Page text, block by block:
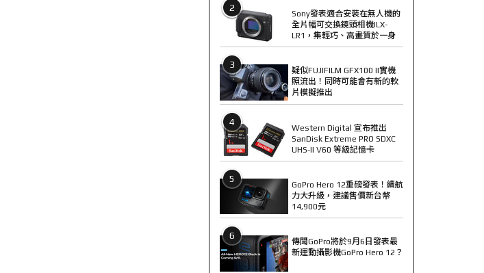
2
Sony發表適合安裝在無人機的
全片幅可交換鏡頭相機ILX-
LR1，集輕巧、高畫質於一身
3
疑似FUJIFILM GFX100 II實機
照流出！同時可能會有新的軟
片模擬推出
4
Western Digital 宣布推出
SanDisk Extreme PRO SDXC
UHS-II V60 等級記憶卡
5
GoPro Hero 12重磅發表！續航
力大升級，建議售價新台幣
14,900元
6
傳聞GoPro將於9月6日發表最
新運動攝影機GoPro Hero 12？